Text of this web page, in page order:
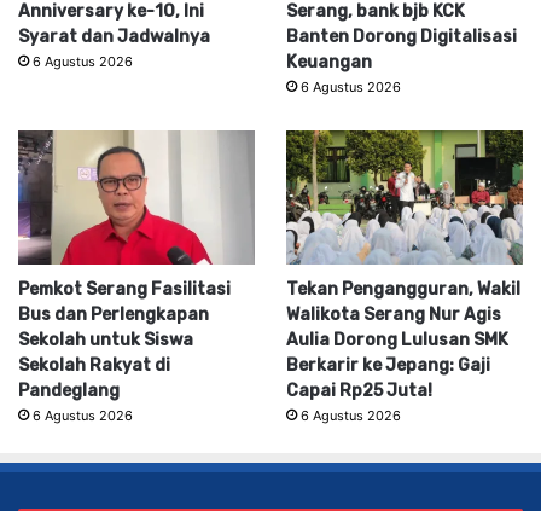
Anniversary ke-10, Ini
Syarat dan Jadwalnya
6 Agustus 2026
Serang, bank bjb KCK
Banten Dorong Digitalisasi
Keuangan
6 Agustus 2026
Pemkot Serang Fasilitasi
Bus dan Perlengkapan
Sekolah untuk Siswa
Sekolah Rakyat di
Pandeglang
6 Agustus 2026
Tekan Pengangguran, Wakil
Walikota Serang Nur Agis
Aulia Dorong Lulusan SMK
Berkarir ke Jepang: Gaji
Capai Rp25 Juta!
6 Agustus 2026